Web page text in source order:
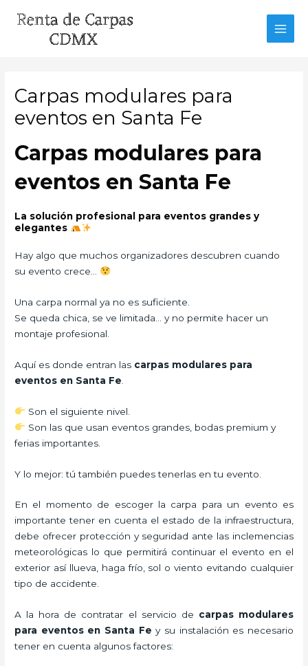
Carpas modulares para
eventos en Santa Fe
Carpas modulares para
eventos en Santa Fe
La solución profesional para eventos grandes y
elegantes
Hay algo que muchos organizadores descubren cuando
su evento crece…
Una carpa normal ya no es suficiente.
Se queda chica, se ve limitada… y no permite hacer un
montaje profesional.
Aquí es donde entran las carpas modulares para
eventos en Santa Fe
Son el siguiente nivel.
Son las que usan eventos grandes, bodas premium y
ferias importantes.
Y lo mejor: tú también puedes tenerlas en tu evento.
En el momento de escoger la carpa para un evento es
importante tener en cuenta el estado de la infraestructura,
debe ofrecer protección y seguridad ante las inclemencias
meteorológicas lo que permitirá continuar el evento en el
exterior así llueva, haga frío, sol o viento evitando cualquier
tipo de accidente.
A la hora de contratar el servicio de carpas modulares
para eventos en Santa Fe y su instalación es necesario
tener en cuenta algunos factores: